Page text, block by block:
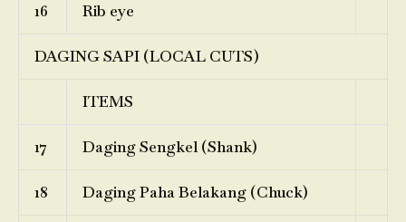
16 Rib eye
DAGING SAPI (LOCAL CUTS)
ITEMS
17 Daging Sengkel (Shank)
18 Daging Paha Belakang (Chuck)